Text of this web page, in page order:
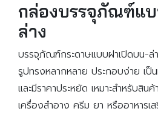
กล่องบรรจุภัณฑ์แ
ล่าง
บรรจุภัณฑ์กระดาษแบบฝาเปิดบน-ล่
รูปทรงหลากหลาย ประกอบง่าย เป็
และมีราคาประหยัด เหมาะสำหรับสิน
เครื่องสำอาง ครีม ยา หรืออาหารเ